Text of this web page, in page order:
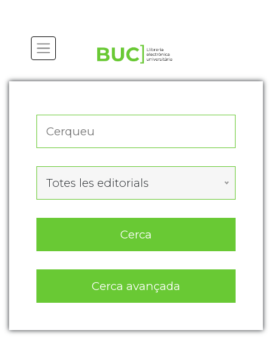
Totes les editorials
Cerca
Cerca avançada